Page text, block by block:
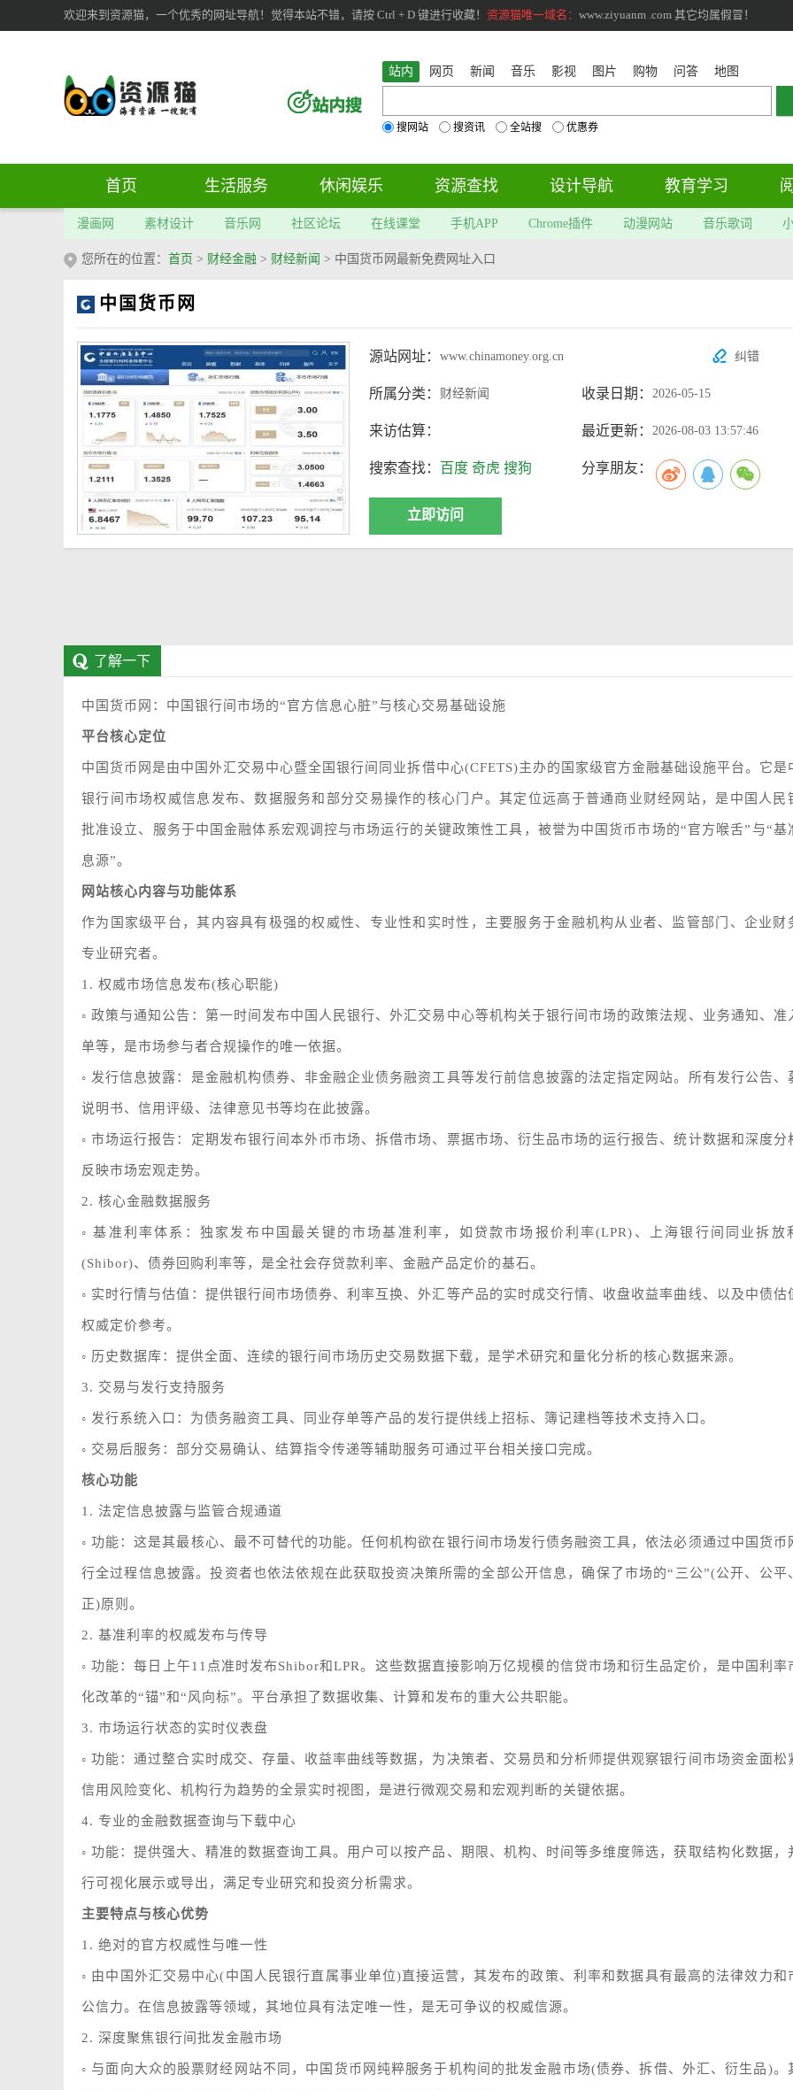
欢迎来到资源猫，一个优秀的网址导航！觉得本站不错，请按 Ctrl + D 键进行收藏！ 资源猫唯一域名： www.ziyuanm .com 其它均属假冒！
站内 网页 新闻 音乐 影视 图片 购物 问答 地图
搜网站 搜资讯 全站搜 优惠券
首页 生活服务 休闲娱乐 资源查找 设计导航 教育学习
漫画网 素材设计 音乐网 社区论坛 在线课堂 手机APP Chrome插件 动漫网站 音乐歌词
您所在的位置： 首页 > 财经金融 > 财经新闻 > 中国货币网最新免费网址入口
中国货币网
源站网址： www.chinamoney.org.cn 纠错
所属分类： 财经新闻 收录日期： 2026-05-15
来访估算： 最近更新： 2026-08-03 13:57:46
搜索查找： 百度 奇虎 搜狗 分享朋友：
立即访问
了解一下
中国货币网：中国银行间市场的“官方信息心脏”与核心交易基础设施
平台核心定位
中国货币网是由中国外汇交易中心暨全国银行间同业拆借中心(CFETS)主办的国家级官方金融基础设施平台。它是
银行间市场权威信息发布、数据服务和部分交易操作的核心门户。其定位远高于普通商业财经网站，是中国人民
批准设立、服务于中国金融体系宏观调控与市场运行的关键政策性工具，被誉为中国货币市场的“官方喉舌”与“基
息源”。
网站核心内容与功能体系
作为国家级平台，其内容具有极强的权威性、专业性和实时性，主要服务于金融机构从业者、监管部门、企业财
专业研究者。
1. 权威市场信息发布(核心职能)
◦ 政策与通知公告：第一时间发布中国人民银行、外汇交易中心等机构关于银行间市场的政策法规、业务通知、准
单等，是市场参与者合规操作的唯一依据。
◦ 发行信息披露：是金融机构债券、非金融企业债务融资工具等发行前信息披露的法定指定网站。所有发行公告、
说明书、信用评级、法律意见书等均在此披露。
◦ 市场运行报告：定期发布银行间本外币市场、拆借市场、票据市场、衍生品市场的运行报告、统计数据和深度分
反映市场宏观走势。
2. 核心金融数据服务
◦ 基准利率体系：独家发布中国最关键的市场基准利率，如贷款市场报价利率(LPR)、上海银行间同业拆放
(Shibor)、债券回购利率等，是全社会存贷款利率、金融产品定价的基石。
◦ 实时行情与估值：提供银行间市场债券、利率互换、外汇等产品的实时成交行情、收盘收益率曲线、以及中债估
权威定价参考。
◦ 历史数据库：提供全面、连续的银行间市场历史交易数据下载，是学术研究和量化分析的核心数据来源。
3. 交易与发行支持服务
◦ 发行系统入口：为债务融资工具、同业存单等产品的发行提供线上招标、簿记建档等技术支持入口。
◦ 交易后服务：部分交易确认、结算指令传递等辅助服务可通过平台相关接口完成。
核心功能
1. 法定信息披露与监管合规通道
◦ 功能：这是其最核心、最不可替代的功能。任何机构欲在银行间市场发行债务融资工具，依法必须通过中国货币
行全过程信息披露。投资者也依法依规在此获取投资决策所需的全部公开信息，确保了市场的“三公”(公开、公平
正)原则。
2. 基准利率的权威发布与传导
◦ 功能：每日上午11点准时发布Shibor和LPR。这些数据直接影响万亿规模的信贷市场和衍生品定价，是中国利率
化改革的“锚”和“风向标”。平台承担了数据收集、计算和发布的重大公共职能。
3. 市场运行状态的实时仪表盘
◦ 功能：通过整合实时成交、存量、收益率曲线等数据，为决策者、交易员和分析师提供观察银行间市场资金面松
信用风险变化、机构行为趋势的全景实时视图，是进行微观交易和宏观判断的关键依据。
4. 专业的金融数据查询与下载中心
◦ 功能：提供强大、精准的数据查询工具。用户可以按产品、期限、机构、时间等多维度筛选，获取结构化数据，
行可视化展示或导出，满足专业研究和投资分析需求。
主要特点与核心优势
1. 绝对的官方权威性与唯一性
◦ 由中国外汇交易中心(中国人民银行直属事业单位)直接运营，其发布的政策、利率和数据具有最高的法律效力和
公信力。在信息披露等领域，其地位具有法定唯一性，是无可争议的权威信源。
2. 深度聚焦银行间批发金融市场
◦ 与面向大众的股票财经网站不同，中国货币网纯粹服务于机构间的批发金融市场(债券、拆借、外汇、衍生品)。